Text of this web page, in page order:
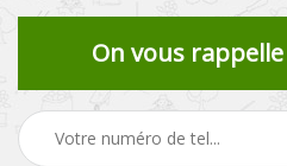
On vous